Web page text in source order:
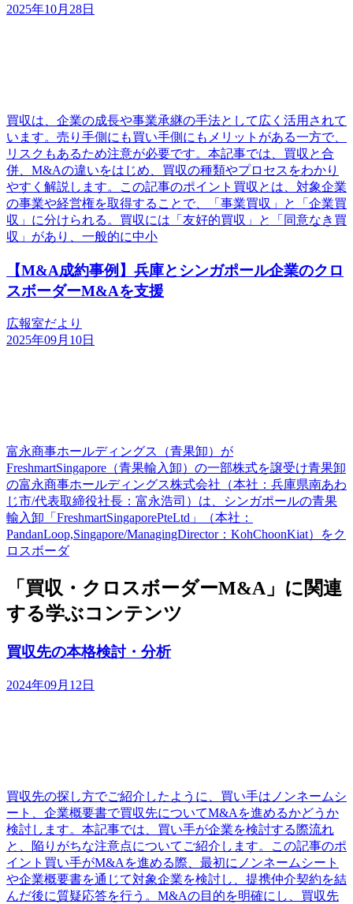
2025年10月28日
買収は、企業の成長や事業承継の手法として広く活用されて
います。売り手側にも買い手側にもメリットがある一方で、
リスクもあるため注意が必要です。本記事では、買収と合
併、M&Aの違いをはじめ、買収の種類やプロセスをわかり
やすく解説します。この記事のポイント買収とは、対象企業
の事業や経営権を取得することで、「事業買収」と「企業買
収」に分けられる。買収には「友好的買収」と「同意なき買
収」があり、一般的に中小
【M&A成約事例】兵庫とシンガポール企業のクロ
スボーダーM&Aを支援
広報室だより
2025年09月10日
富永商事ホールディングス（青果卸）が
FreshmartSingapore（青果輸入卸）の一部株式を譲受け青果卸
の富永商事ホールディングス株式会社（本社：兵庫県南あわ
じ市/代表取締役社長：富永浩司）は、シンガポールの青果
輸入卸「FreshmartSingaporePteLtd」（本社：
PandanLoop,Singapore/ManagingDirector：KohChoonKiat）をク
ロスボーダ
「買収・クロスボーダーM&A」に関連
する学ぶコンテンツ
買収先の本格検討・分析
2024年09月12日
買収先の探し方でご紹介したように、買い手はノンネームシ
ート、企業概要書で買収先についてM&Aを進めるかどうか
検討します。本記事では、買い手が企業を検討する際流れ
と、陥りがちな注意点についてご紹介します。この記事のポ
イント買い手がM&Aを進める際、最初にノンネームシート
や企業概要書を通じて対象企業を検討し、提携仲介契約を結
んだ後に質疑応答を行う。M&Aの目的を明確にし、買収先